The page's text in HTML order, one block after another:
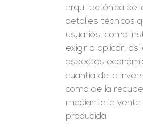
arquitectónica del
detalles técnicos
usuarios, como
exigir o aplicar, así
aspectos
cuantía de la
como de la
mediante la venta
producida.